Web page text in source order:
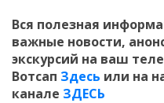
Вся полезная
важные новости,
экскурсий на ваш
Вотсап Здесь или на
канале ЗДЕСЬ